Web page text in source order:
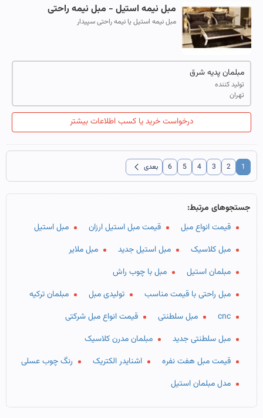
مبل نیمه استیل - مبل نیمه راحتی
مبل نیمه استیل یا نیمه راحتی سپیدار
مبلمان پدیه شرق
تولید کننده
تهران
درخواست خرید یا کسب اطلاعات بیشتر
1
2
3
4
5
6 بعدی chevron_left
جستجوهای مرتبط:
قیمت انواع مبل
قیمت مبل استیل ارزان
مبل استیل
مبل کلاسیک
مبل استیل جدید
مبل ملایر
مبلمان استیل
مبل با چوب راش
مبل راحتی با قیمت مناسب
تولیدی مبل
مبلمان ترکیه
cnc
مبل سلطنتی
قیمت انواع مبل شرکتی
مبل سلطنتی جدید
مبلمان مدرن کلاسیک
قیمت مبل هفت نفره
اشنایدر الکتریک
رنگ چوب عسلی
مدل مبلمان استیل